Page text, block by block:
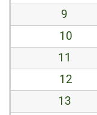
9
10
11
12
13